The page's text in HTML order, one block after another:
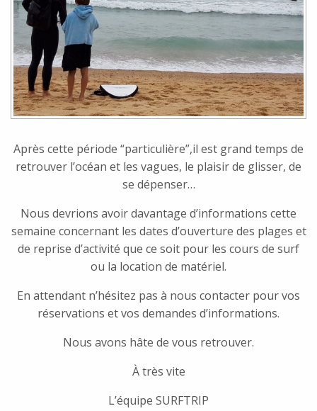
Après cette période “particulière”,il est grand temps de
retrouver l’océan et les vagues, le plaisir de glisser, de
se dépenser…
Nous devrions avoir davantage d’informations cette
semaine concernant les dates d’ouverture des plages et
de reprise d’activité que ce soit pour les cours de surf
ou la location de matériel.
En attendant n’hésitez pas à nous contacter pour vos
réservations et vos demandes d’informations.
Nous avons hâte de vous retrouver.
À très vite
L’équipe SURFTRIP